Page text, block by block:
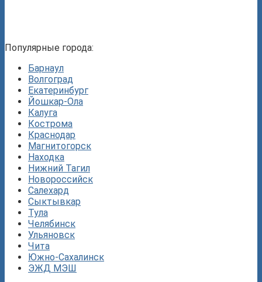
Популярные города:
Барнаул
Волгоград
Екатеринбург
Йошкар-Ола
Калуга
Кострома
Краснодар
Магнитогорск
Находка
Нижний Тагил
Новороссийск
Салехард
Сыктывкар
Тула
Челябинск
Ульяновск
Чита
Южно-Сахалинск
ЭЖД МЭШ